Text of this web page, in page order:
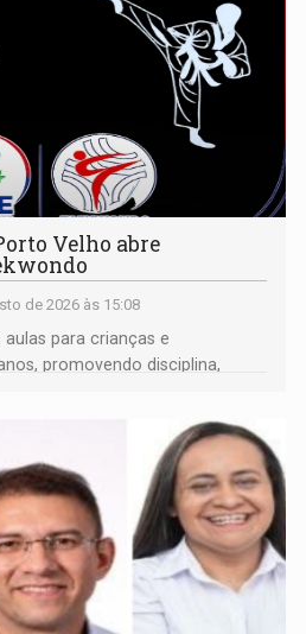
Velho abre
de 2026 às 15:08
para crianças e
promovendo disciplina,